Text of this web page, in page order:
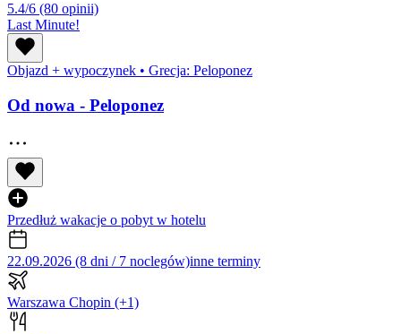
5.4/6 (80 opinii)
Last Minute!
Objazd + wypoczynek • Grecja: Peloponez
Od nowa - Peloponez
Przedłuż wakacje o pobyt w hotelu
22.09.2026 (8 dni / 7 noclegów)inne terminy
Warszawa Chopin (+1)